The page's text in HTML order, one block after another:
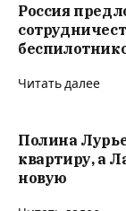
Россия
Читать далее
Полина
квартиру, а
новую